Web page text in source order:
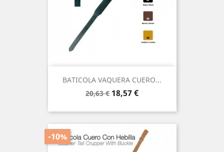
BATICOLA VAQUERA CUERO...
Precio
20,63 € Precio
18,57 €
-10%